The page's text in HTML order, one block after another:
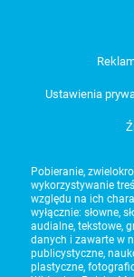
Ustawienia
Pobieranie,
wykorzystywanie
względu na ich
wyłącznie: słowne,
audialne, tekstowe,
danych i zawarte w
publicystyczne,
plastyczne,